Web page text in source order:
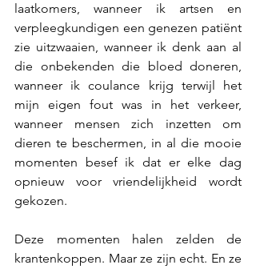
laatkomers, wanneer ik artsen en
verpleegkundigen een genezen patiënt
zie uitzwaaien, wanneer ik denk aan al
die onbekenden die bloed doneren,
wanneer ik coulance krijg terwijl het
mijn eigen fout was in het verkeer,
wanneer mensen zich inzetten om
dieren te beschermen, in al die mooie
momenten besef ik dat er elke dag
opnieuw voor vriendelijkheid wordt
gekozen.
Deze momenten halen zelden de
krantenkoppen. Maar ze zijn echt. En ze